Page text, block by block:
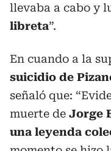
llevaba a cabo y
libreta”.
En cuando a la
suicidio de
señaló que:
muerte de Jorge
una leyenda